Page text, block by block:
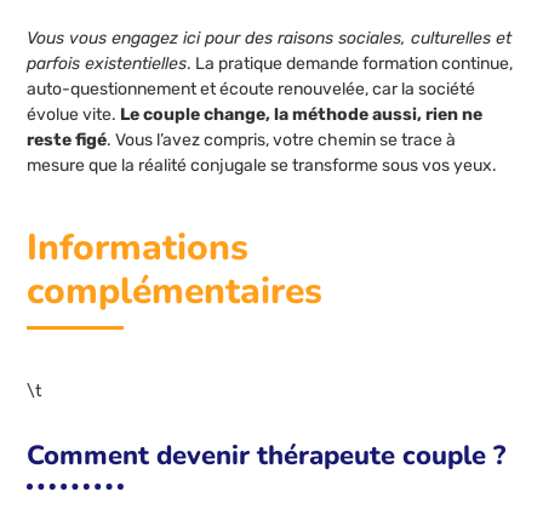
Vous vous engagez ici pour des raisons sociales, culturelles et
parfois existentielles. La pratique demande formation continue,
auto-questionnement et écoute renouvelée, car la société
évolue vite. Le couple change, la méthode aussi, rien ne
reste figé. Vous l’avez compris, votre chemin se trace à
mesure que la réalité conjugale se transforme sous vos yeux.
Informations
complémentaires
\t
Comment devenir thérapeute couple ?